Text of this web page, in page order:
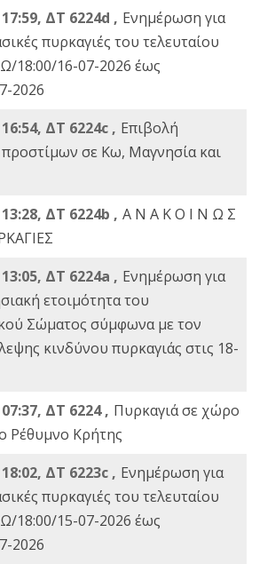
ΔΤ 6224d , Ενημέρωση για
πυρκαγιές του τελευταίου
18:00/16-07-2026 έως
2026
ΔΤ 6224c , Επιβολή
προστίμων σε Κω, Μαγνησία και
ΔΤ 6224b , Α Ν Α Κ Ο Ι Ν Ω Σ
ΔΤ 6224a , Ενημέρωση για
ετοιμότητα του
Σώματος σύμφωνα με τον
κινδύνου πυρκαγιάς στις 18-
ΔΤ 6224 , Πυρκαγιά σε χώρο
Ρέθυμνο Κρήτης
ΔΤ 6223c , Ενημέρωση για
πυρκαγιές του τελευταίου
18:00/15-07-2026 έως
2026